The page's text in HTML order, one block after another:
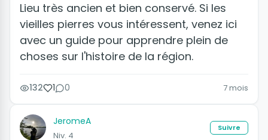
Lieu très ancien et bien conservé. Si les
vieilles pierres vous intéressent, venez ici
avec un guide pour apprendre plein de
choses sur l'histoire de la région.
132 1 0 7 mois
JeromeA
Niv. 4
Suivre